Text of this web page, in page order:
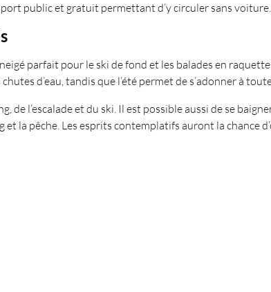
public et gratuit permettant d’y circuler sans voiture.
parfait pour le ski de fond et les balades en
d’eau, tandis que l’été permet de s’adonner à
l’escalade et du ski. Il est possible aussi de se
la pêche. Les esprits contemplatifs auront la chance